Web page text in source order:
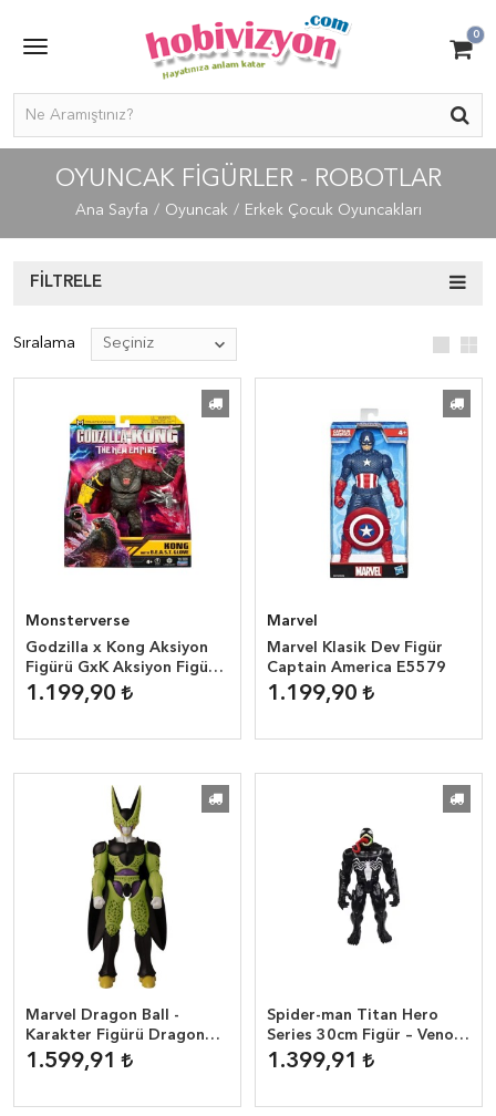
0
OYUNCAK FIGÜRLER - ROBOTLAR
Ana Sayfa Oyuncak Erkek Çocuk Oyuncakları
FILTRELE
Sıralama
Monsterverse
Godzilla x Kong Aksiyon
Figürü GxK Aksiyon Figür
15CM-35200 Kong
1.199,90
Marvel
Marvel Klasik Dev Figür
Captain America E5579
1.199,90
Marvel Dragon Ball -
Karakter Figürü Dragon
Ball
1.599,91
Spider-man Titan Hero
Series 30cm Figür – Venom
Marvel
1.399,91